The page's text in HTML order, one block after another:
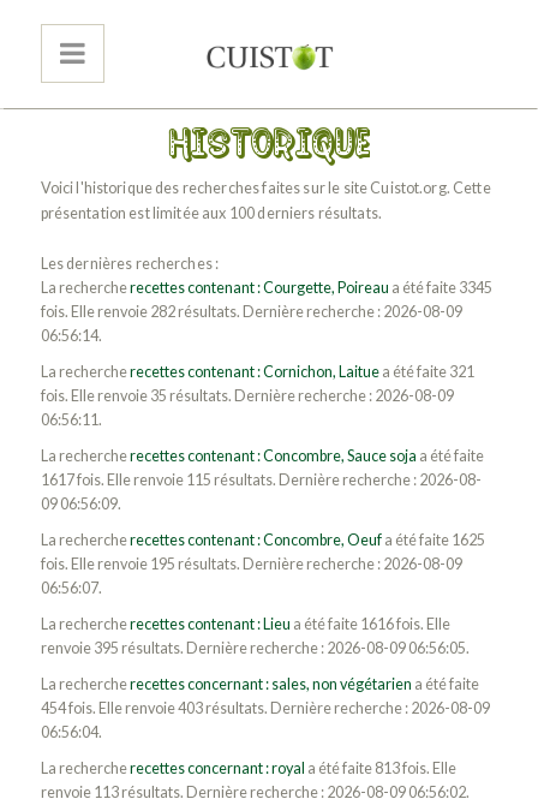
Voici l'historique des recherches faites sur le site Cuistot.org. Cette
présentation est limitée aux 100 derniers résultats.
Les dernières recherches :
La rechercherecettes contenant : Courgette, Poireau a été faite 3345
fois. Elle renvoie 282 résultats. Dernière recherche : 2026-08-09
06:56:14.
La rechercherecettes contenant : Cornichon, Laituea été faite 321
fois. Elle renvoie 35 résultats. Dernière recherche : 2026-08-09
06:56:11.
La rechercherecettes contenant : Concombre, Sauce soja a été faite
1617 fois. Elle renvoie 115 résultats. Dernière recherche : 2026-08-
09 06:56:09.
La rechercherecettes contenant : Concombre, Oeufa été faite 1625
fois. Elle renvoie 195 résultats. Dernière recherche : 2026-08-09
06:56:07.
La rechercherecettes contenant : Lieu a été faite 1616 fois. Elle
renvoie 395 résultats. Dernière recherche : 2026-08-09 06:56:05.
La rechercherecettes concernant : sales, non végétarien a été faite
454 fois. Elle renvoie 403 résultats. Dernière recherche : 2026-08-09
06:56:04.
La rechercherecettes concernant : royal a été faite 813 fois. Elle
renvoie 113 résultats. Dernière recherche : 2026-08-09 06:56:02.